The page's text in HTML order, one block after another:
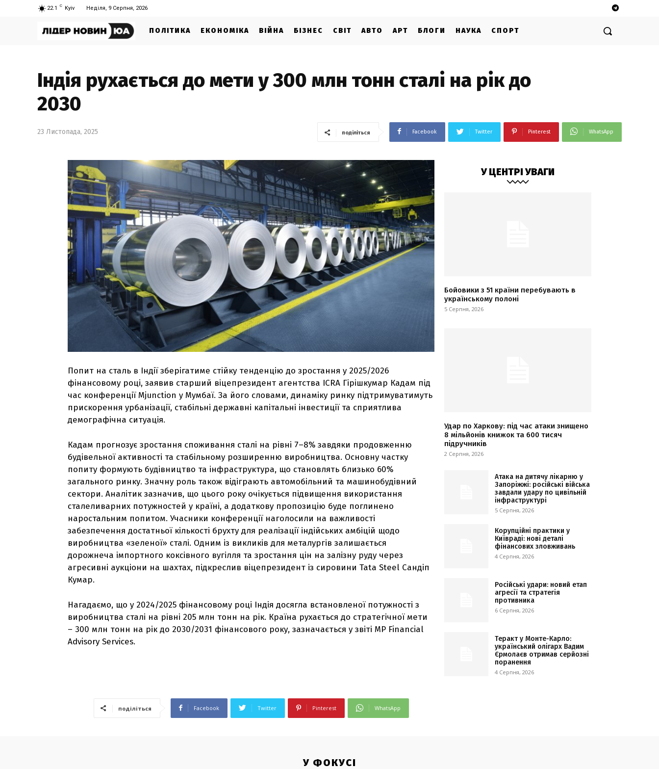
22.1 C Kyiv Неділя, 9 Серпня, 2026
ПОЛІТИКА ЕКОНОМІКА ВІЙНА БІЗНЕС СВІТ АВТО АРТ БЛОГИ НАУКА СПОРТ
Індія рухається до мети у 300 млн тонн сталі на рік до
2030
23 Листопада, 2025 поділіться Facebook Twitter Pinterest WhatsApp
Попит на сталь в Індії зберігатиме стійку тенденцію до зростання у 2025/2026
фінансовому році, заявив старший віцепрезидент агентства ICRA Гірішкумар Кадам під
час конференції Mjunction у Мумбаї. За його словами, динаміку ринку підтримуватимуть
прискорення урбанізації, стабільні державні капітальні інвестиції та сприятлива
демографічна ситуація.
Кадам прогнозує зростання споживання сталі на рівні 7–8% завдяки продовженню
будівельної активності та стабільному розширенню виробництва. Основну частку
попиту формують будівництво та інфраструктура, що становлять близько 60%
загального ринку. Значну роль також відіграють автомобільний та машинобудівний
сектори. Аналітик зазначив, що цього року очікується підвищення використання
сталеливарних потужностей у країні, а додаткову пропозицію буде поглинено
наростальним попитом. Учасники конференції наголосили на важливості
забезпечення достатньої кількості брухту для реалізації індійських амбіцій щодо
виробництва «зеленої» сталі. Одним із викликів для металургів залишається
дорожнеча імпортного коксівного вугілля та зростання цін на залізну руду через
агресивні аукціони на шахтах, підкреслив віцепрезидент із сировини Tata Steel Сандіп
Кумар.
Нагадаємо, що у 2024/2025 фінансовому році Індія досягла встановленої потужності з
виробництва сталі на рівні 205 млн тонн на рік. Країна рухається до стратегічної мети
– 300 млн тонн на рік до 2030/2031 фінансового року, зазначається у звіті MP Financial
Advisory Services.
поділіться Facebook Twitter Pinterest WhatsApp
У ЦЕНТРІ УВАГИ
Бойовики з 51 країни перебувають в
українському полоні
5 Серпня, 2026
Удар по Харкову: під час атаки знищено
8 мільйонів книжок та 600 тисяч
підручників
2 Серпня, 2026
Атака на дитячу лікарню у
Запоріжжі: російські війська
завдали удару по цивільній
інфраструктурі
5 Серпня, 2026
Корупційні практики у
Київраді: нові деталі
фінансових зловживань
4 Серпня, 2026
Російські удари: новий етап
агресії та стратегія
противника
6 Серпня, 2026
Теракт у Монте-Карло:
український олігарх Вадим
Єрмолаєв отримав серйозні
поранення
4 Серпня, 2026
У ФОКУСІ